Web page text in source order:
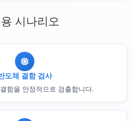
시나리오
도체 결함 검사
함을 안정적으로 검출합니다.